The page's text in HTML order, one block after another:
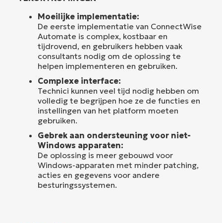
Moeilijke implementatie:
De eerste implementatie van ConnectWise
Automate is complex, kostbaar en
tijdrovend, en gebruikers hebben vaak
consultants nodig om de oplossing te
helpen implementeren en gebruiken.
Complexe interface:
Technici kunnen veel tijd nodig hebben om
volledig te begrijpen hoe ze de functies en
instellingen van het platform moeten
gebruiken.
Gebrek aan ondersteuning voor niet-
Windows apparaten:
De oplossing is meer gebouwd voor
Windows-apparaten met minder patching,
acties en gegevens voor andere
besturingssystemen.